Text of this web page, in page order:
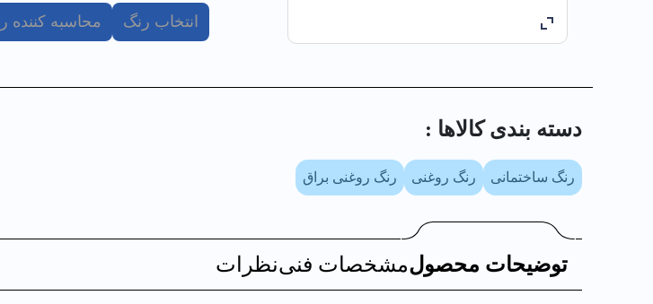
انتخاب رنگ محاسبه کننده
دسته بندی کالا‌ها :
رنگ ساختمانی رنگ روغنی رنگ روغنی براق
توضیحات محصولمشخصات فنینظرات